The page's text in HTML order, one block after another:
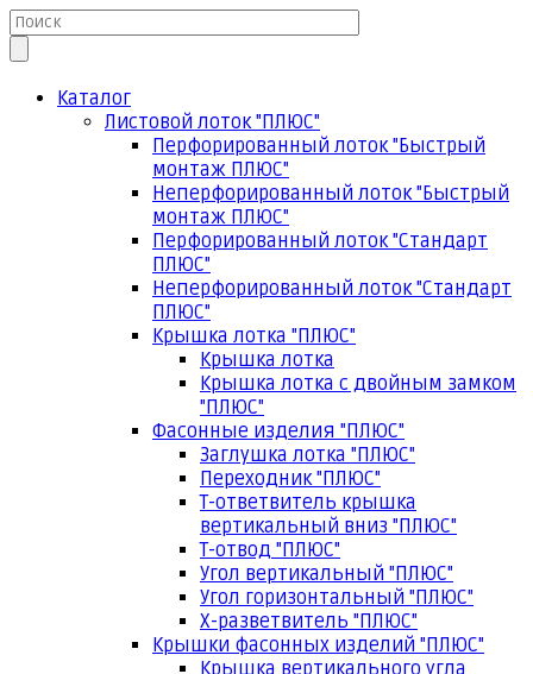
Каталог
Листовой лоток "ПЛЮС"
Перфорированный лоток "Быстрый
монтаж ПЛЮС"
Неперфорированный лоток "Быстрый
монтаж ПЛЮС"
Перфорированный лоток "Стандарт
ПЛЮС"
Неперфорированный лоток "Стандарт
ПЛЮС"
Крышка лотка "ПЛЮС"
Крышка лотка
Крышка лотка с двойным замком
"ПЛЮС"
Фасонные изделия "ПЛЮС"
Заглушка лотка "ПЛЮС"
Переходник "ПЛЮС"
Т-ответвитель крышка
вертикальный вниз "ПЛЮС"
Т-отвод "ПЛЮС"
Угол вертикальный "ПЛЮС"
Угол горизонтальный "ПЛЮС"
Х-разветвитель "ПЛЮС"
Крышки фасонных изделий "ПЛЮС"
Крышка вертикального угла